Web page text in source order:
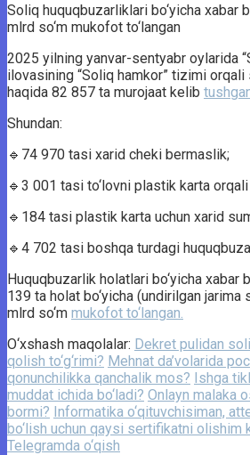
Soliq huquqbuzarliklari bo‘yicha xabar
mlrd so‘m mukofot to‘langan
2025 yilning yanvar-sentyabr oylarida
ilovasining “Soliq hamkor” tizimi
haqida 82 857 ta murojaat kelib
Shundan:
🔹74 970 tasi xarid cheki bermaslik;
🔹3 001 tasi to‘lovni plastik karta
🔹184 tasi plastik karta uchun xarid
🔹4 702 tasi boshqa turdagi
Huquqbuzarlik holatlari bo‘yicha xabar
139 ta holat bo‘yicha (undirilgan jarima
mlrd so‘m mukofot to‘langan.
O‘xshash maqolalar: Dekret pulidan
qolish to‘g‘rimi? Mehnat da’volarida
qonunchilikka qanchalik mos? Ishga
muddat ichida bo‘ladi? Onlayn malaka
bormi? Informatika o‘qituvchisiman,
bo‘lish uchun qaysi sertifikatni olishim
Telegramda o‘qish